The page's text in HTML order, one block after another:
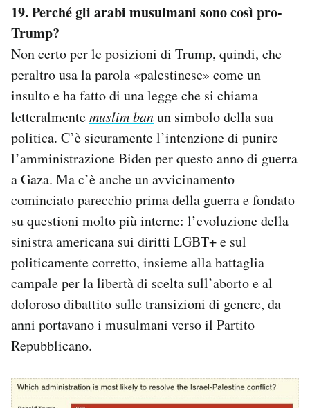
19. Perché gli arabi musulmani sono così pro-
Trump?
Non certo per le posizioni di Trump, quindi, che
peraltro usa la parola «palestinese» come un
insulto e ha fatto di una legge che si chiama
letteralmentemuslim banun simbolo della sua
politica. C’è sicuramente l’intenzione di punire
l’amministrazione Biden per questo anno di guerra
a Gaza. Ma c’è anche un avvicinamento
cominciato parecchio prima della guerra e fondato
su questioni molto più interne: l’evoluzione della
sinistra americana sui diritti LGBT+ e sul
politicamente corretto, insieme alla battaglia
campale per la libertà di scelta sull’aborto e al
doloroso dibattito sulle transizioni di genere, da
anni portavano i musulmani verso il Partito
Repubblicano.